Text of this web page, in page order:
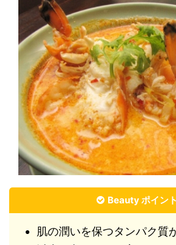
Beauty ポイント
肌の潤いを保つタンパク質